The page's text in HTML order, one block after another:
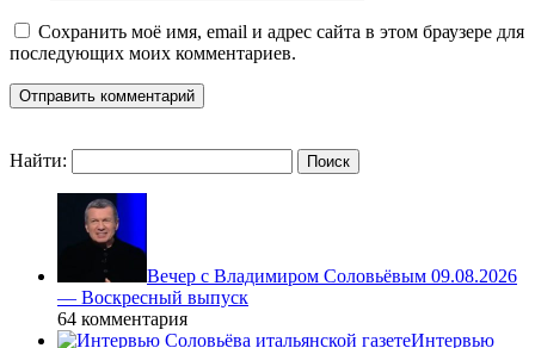
Сохранить моё имя, email и адрес сайта в этом браузере для
последующих моих комментариев.
Найти:
Вечер с Владимиром Соловьёвым 09.08.2026
— Воскресный выпуск
64 комментария
Интервью